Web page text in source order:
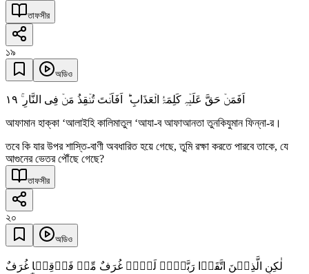
তাফসীর
১৯
অডিও
اَفَمَنۡ حَقَّ عَلَیۡہِ کَلِمَۃُ الۡعَذَابِ ؕ اَفَاَنۡتَ تُنۡقِذُ مَنۡ فِی النَّارِ ۚ ١٩
আফামান হাক্কা ‘আলাইহি কালিমাতুল ‘আযা-ব আফাআনতা তুনকিযুমান ফিন্না-র।
তবে কি যার উপর শাস্তি-বাণী অবধারিত হয়ে গেছে, তুমি রক্ষা করতে পারবে তাকে, যে
আগুনের ভেতর পৌঁছে গেছে?
তাফসীর
২০
অডিও
لٰکِنِ الَّذِیۡنَ اتَّقَوۡا رَبَّہُمۡ لَہُمۡ غُرَفٌ مِّنۡ فَوۡقِہَا غُرَفٌ